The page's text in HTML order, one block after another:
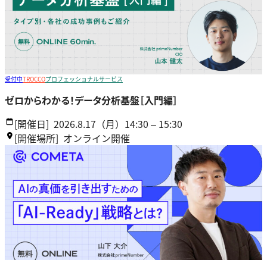
受付中TROCCOプロフェッショナルサービス
ゼロからわかる！データ分析基盤［入門編］
[開催日] 2026.8.17（月）14:30 – 15:30
[開催場所] オンライン開催